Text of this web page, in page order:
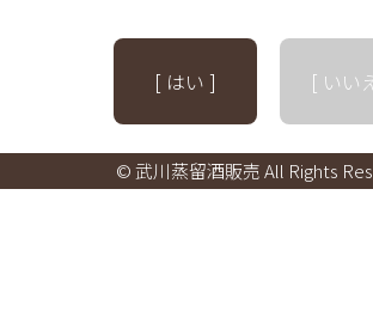
[ はい ] [ いい
© 武川蒸留酒販売 All Rights